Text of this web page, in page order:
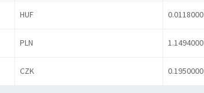
HUF 0.0118000
PLN 1.1494000
CZK 0.1950000